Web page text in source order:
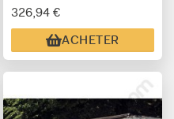
326,94 €
ACHETER